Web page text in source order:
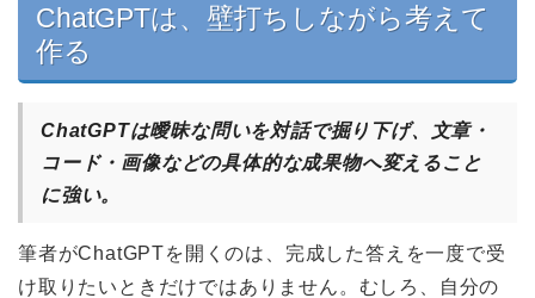
ChatGPTは、壁打ちしながら考えて
作る
ChatGPTは曖昧な問いを対話で掘り下げ、文章・
コード・画像などの具体的な成果物へ変えること
に強い。
筆者がChatGPTを開くのは、完成した答えを一度で受
け取りたいときだけではありません。むしろ、自分の